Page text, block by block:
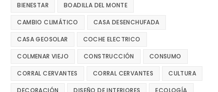
BIENESTAR BOADILLA DEL MONTE
CAMBIO CLIMÁTICO CASA DESENCHUFADA
CASA GEOSOLAR COCHE ELECTRICO
COLMENAR VIEJO CONSTRUCCIÓN CONSUMO
CORRAL CERVANTES CORRAL CERVANTES CULTURA
DECORACIÓN DISEÑO DE INTERIORES ECOLOGÍA